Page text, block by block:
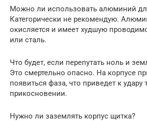
Можно ли использовать алюминий
Категорически не рекомендую.
окисляется и имеет худшую
или сталь.
Что будет, если перепутать ноль и
Это смертельно опасно. На корпусе
появиться фаза, что приведет к удару
прикосновении.
Нужно ли заземлять корпус щитка?